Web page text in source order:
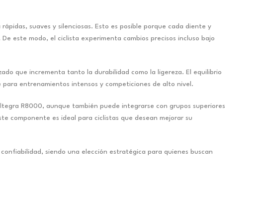
suaves y silenciosas. Esto es posible porque cada diente y
este modo, el ciclista experimenta cambios precisos incluso bajo
que incrementa tanto la durabilidad como la ligereza. El equilibrio
entrenamientos intensos y competiciones de alto nivel.
R8000, aunque también puede integrarse con grupos superiores
componente es ideal para ciclistas que desean mejorar su
siendo una elección estratégica para quienes buscan